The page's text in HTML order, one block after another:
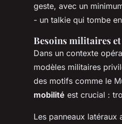
geste, avec un
- un talkie qui tombe
Besoins militaires
Dans un contexte
modèles militaires
des motifs comme le
mobilité est crucial :
Les panneaux latéraux